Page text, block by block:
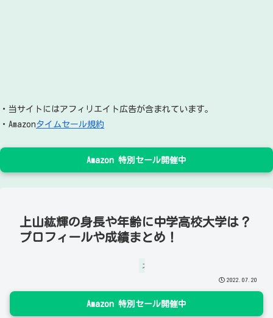
・当サイトにはアフィリエイト広告が含まれています。
・Amazonタイムセール規約
Amazon 特別セール開催中
上山紘輝の身長や年齢に中学高校大学は？
プロフィールや成績まとめ！
スポーツ
2022.07.20
Amazon 特別セール開催中